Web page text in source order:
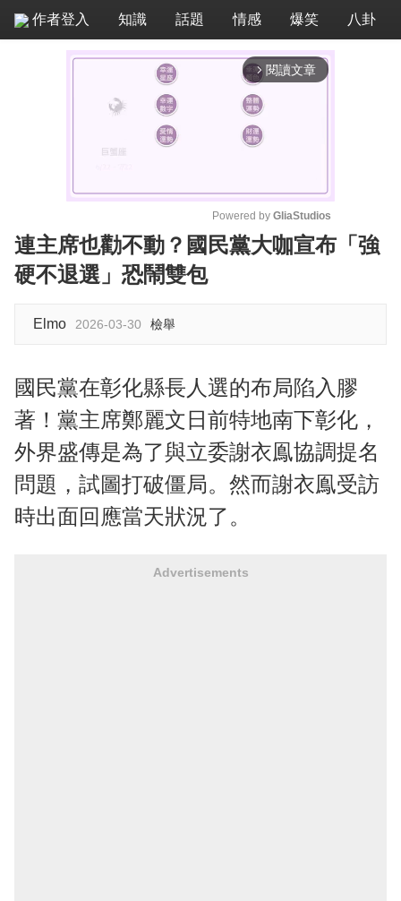
作者登入 知識 話題 情感 爆笑 八卦
arrow_forward_ios 閱讀文章
M
Powered by GliaStudios
連主席也勸不動？國民黨大咖宣布「強
硬不退選」恐鬧雙包
Elmo 2026-03-30 檢舉
國民黨在彰化縣長人選的布局陷入膠
著！黨主席鄭麗文日前特地南下彰化，
外界盛傳是為了與立委謝衣鳯協調提名
問題，試圖打破僵局。然而謝衣鳯受訪
時出面回應當天狀況了。
Advertisements